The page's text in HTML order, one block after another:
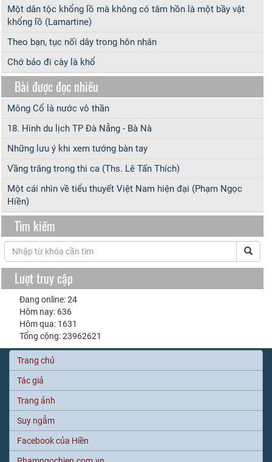
Một dân tộc khổng lồ mà không có tâm hồn là một bầy vật
khổng lồ (Lamartine)
Theo bạn, tục nối dây trong hôn nhân
Chớ bảo đi cày là khổ
Bài được đọc nhiều
Mông Cổ là nước vô thần
18. Hình du lịch TP Đà Nẵng - Bà Nà
Những lưu ý khi xem tướng bàn tay
Vầng trăng trong thi ca (Ths. Lê Tấn Thích)
Một cái nhìn về tiểu thuyết Việt Nam hiện đại (Phạm Ngọc
Hiền)
Tìm kiếm
Lượt truy cập
Đang online: 24
Hôm nay: 636
Hôm qua: 1631
Tổng cộng: 23962621
Trang chủ
Tác giả
Trang ảnh
Suy ngẫm
Facebook của Hiền